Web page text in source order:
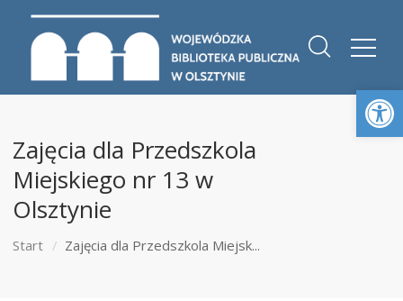
Zajęcia dla Przedszkola
Miejskiego nr 13 w
Olsztynie
Start Zajęcia dla Przedszkola Miejsk...